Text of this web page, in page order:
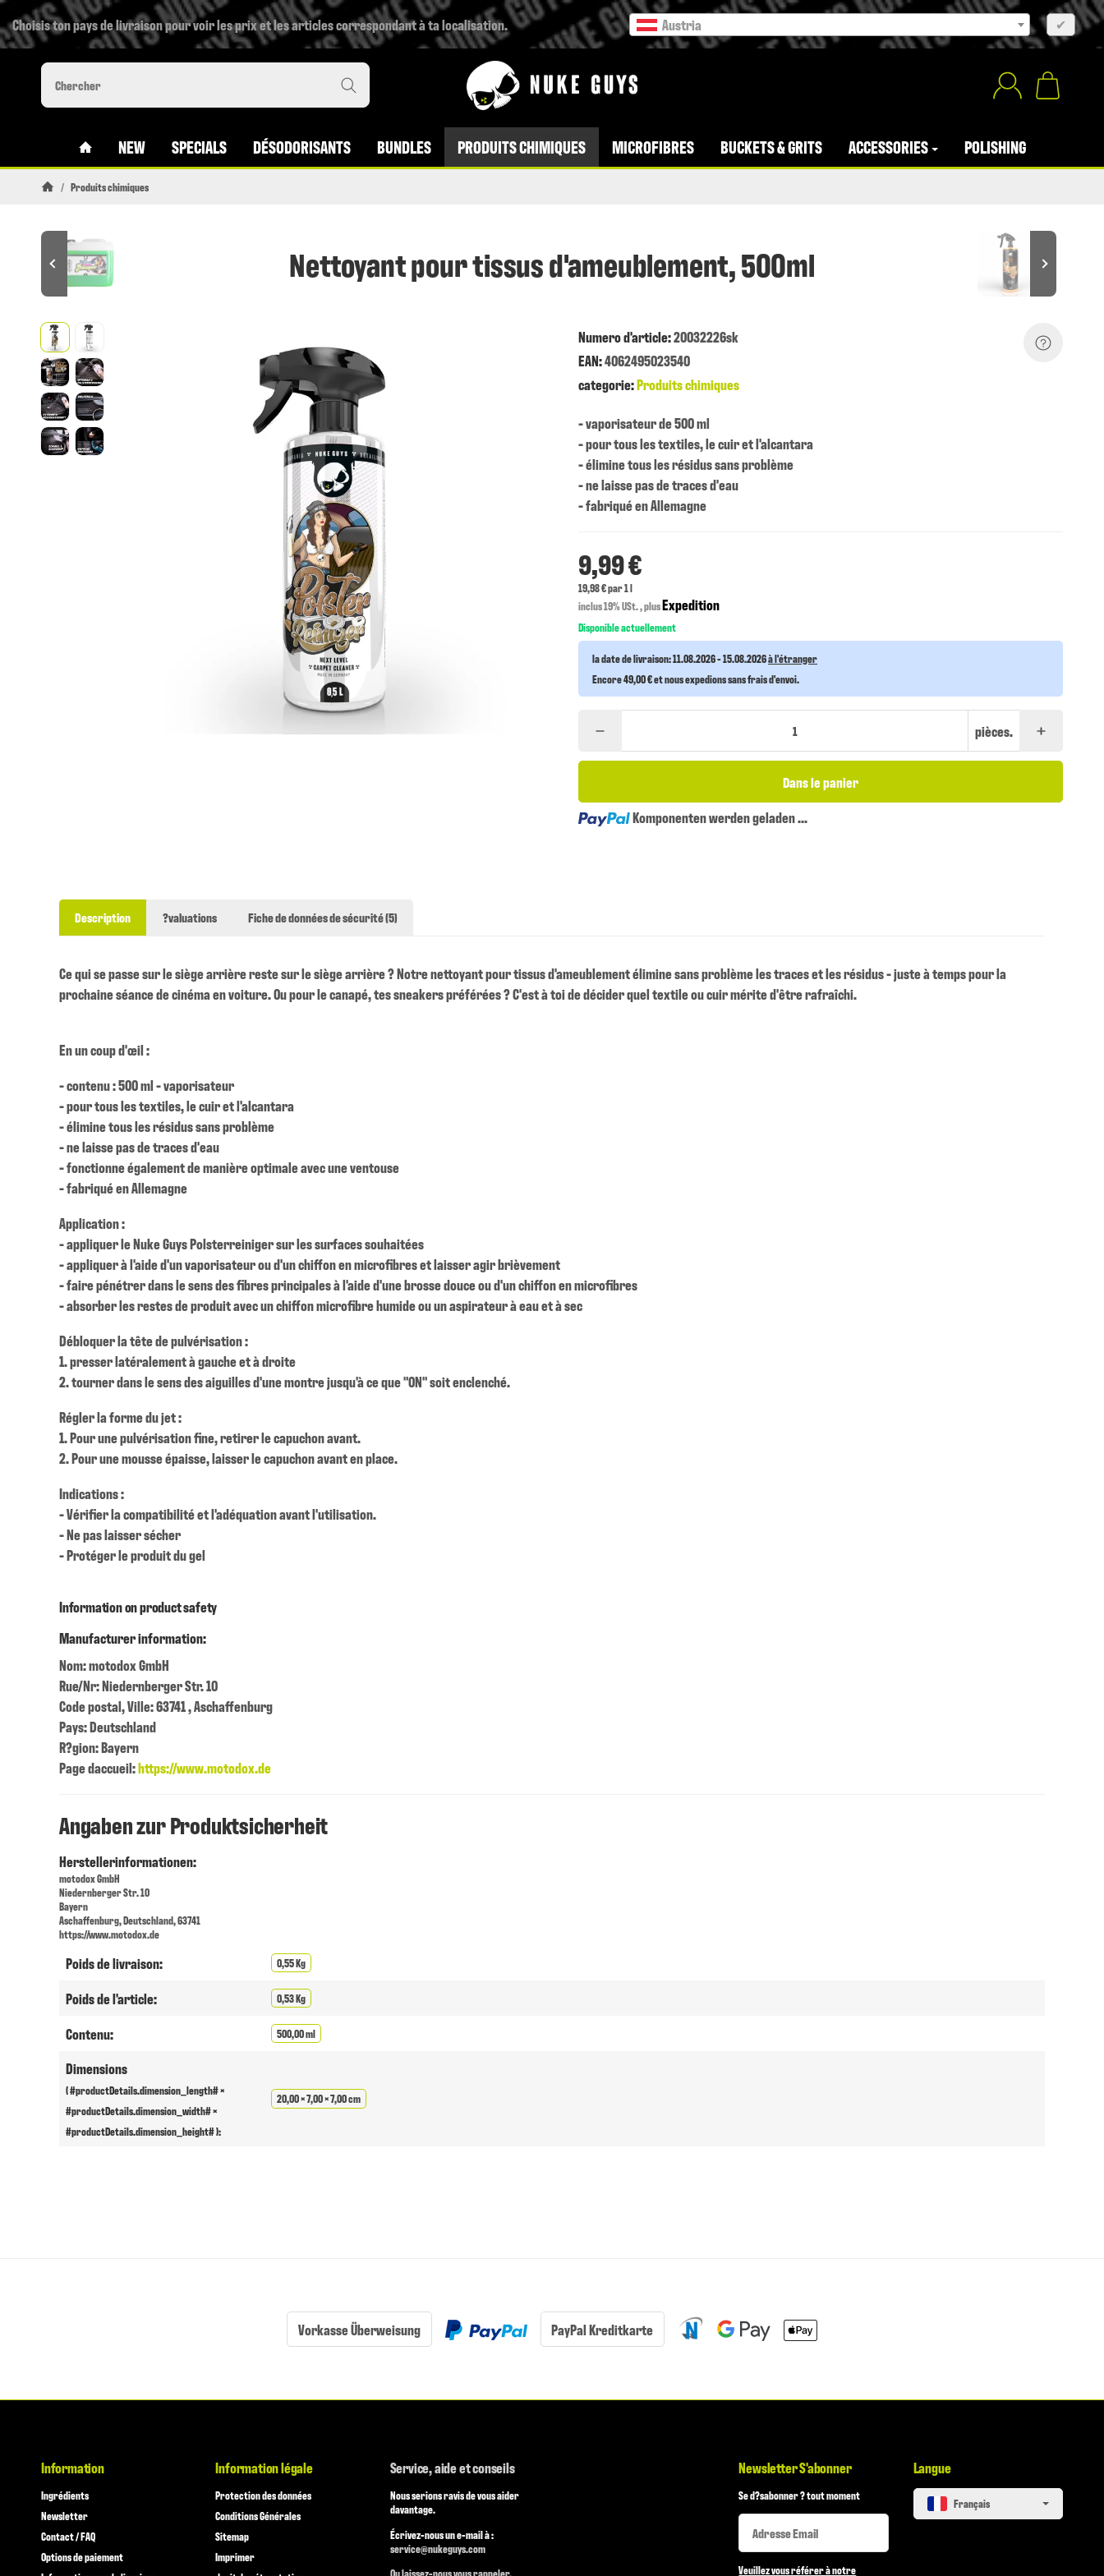
Choisis ton pays de livraison pour voir les prix et les articles correspondant à ta localisation. Austria ✔
#CUSTOM.LINKHOME#
NEW SPECIALS DÉSODORISANTS BUNDLES PRODUITS CHIMIQUES MICROFIBRES BUCKETS & GRITS ACCESSORIES POLISHING
/ Produits chimiques
Nettoyant pour tissus d'ameublement, 500ml
Numero d'article:20032226sk
EAN:4062495023540
categorie:Produits chimiques
- vaporisateur de 500 ml
- pour tous les textiles, le cuir et l'alcantara
- élimine tous les résidus sans problème
- ne laisse pas de traces d'eau
- fabriqué en Allemagne
9,99 €
19,98 € par 1 l
inclus 19% USt. , plusExpedition
Disponible actuellement
la date de livraison:11.08.2026 - 15.08.2026à l'étranger
Encore 49,00 € et nous expedions sans frais d'envoi.
pièces.
Dans le panier
Loading...Komponenten werden geladen ...
Description ?valuations Fiche de données de sécurité (5)
Ce qui se passe sur le siège arrière reste sur le siège arrière ? Notre nettoyant pour tissus d'ameublement élimine sans problème les traces et les résidus - juste à temps pour la
prochaine séance de cinéma en voiture. Ou pour le canapé, tes sneakers préférées ? C'est à toi de décider quel textile ou cuir mérite d'être rafraîchi.
En un coup d'œil :
- contenu : 500 ml - vaporisateur
- pour tous les textiles, le cuir et l'alcantara
- élimine tous les résidus sans problème
- ne laisse pas de traces d'eau
- fonctionne également de manière optimale avec une ventouse
- fabriqué en Allemagne
Application :
- appliquer le Nuke Guys Polsterreiniger sur les surfaces souhaitées
- appliquer à l'aide d'un vaporisateur ou d'un chiffon en microfibres et laisser agir brièvement
- faire pénétrer dans le sens des fibres principales à l'aide d'une brosse douce ou d'un chiffon en microfibres
- absorber les restes de produit avec un chiffon microfibre humide ou un aspirateur à eau et à sec
Débloquer la tête de pulvérisation :
1. presser latéralement à gauche et à droite
2. tourner dans le sens des aiguilles d'une montre jusqu'à ce que "ON" soit enclenché.
Régler la forme du jet :
1. Pour une pulvérisation fine, retirer le capuchon avant.
2. Pour une mousse épaisse, laisser le capuchon avant en place.
Indications :
- Vérifier la compatibilité et l'adéquation avant l'utilisation.
- Ne pas laisser sécher
- Protéger le produit du gel
Information on product safety
Manufacturer information:
Nom: motodox GmbH
Rue/Nr: Niedernberger Str. 10
Code postal, Ville: 63741 , Aschaffenburg
Pays: Deutschland
R?gion: Bayern
Page daccueil:https://www.motodox.de
Angaben zur Produktsicherheit
Herstellerinformationen:
motodox GmbH
Niedernberger Str. 10
Bayern
Aschaffenburg, Deutschland, 63741
https://www.motodox.de
Poids de livraison: 0,55 Kg
Poids de l'article: 0,53 Kg
Contenu: 500,00 ml
Dimensions
( #productDetails.dimension_length# ×
#productDetails.dimension_width# ×
#productDetails.dimension_height# ):
20,00 × 7,00 × 7,00 cm
Vorkasse Überweisung PayPal Kreditkarte
Information
Ingrédients
Newsletter
Contact / FAQ
Options de paiement
Information légale
Protection des données
Conditions Générales
Sitemap
Imprimer
Service, aide et conseils
Nous serions ravis de vous aider
davantage.
Écrivez-nous un e-mail à :
service@nukeguys.com
Newsletter S'abonner
Se d?sabonner ? tout moment
Newsletter S'abonner
Newsletter S'abonner
Veuillez vous référer à notre
Langue
français